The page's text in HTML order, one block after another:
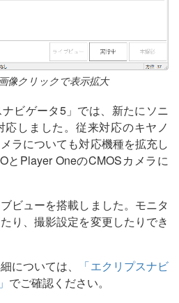
像クリックで表示拡大
ビゲータ5」では、新たにソニ
しました。従来対応のキヤノ
ラについても対応機種を拡充し
とPlayer OneのCMOSカメラに
ビューを搭載しました。モニタ
り、撮影設定を変更したりでき
については、
「エクリプスナビ
でご確認ください。